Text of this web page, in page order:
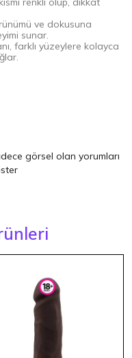
ve dokusuna
sunar.
farklı yüzeylere kolayca
görsel olan yorumları